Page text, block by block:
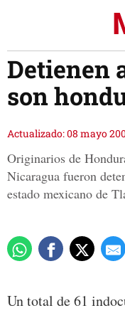
Detienen
son
Actualizado: 08 mayo
Originarios de
Nicaragua fueron
estado mexicano de
Un total de 61